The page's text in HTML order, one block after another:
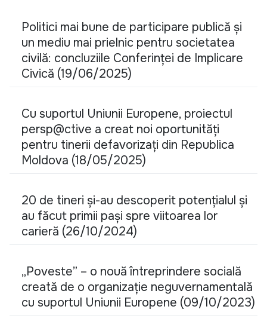
Politici mai bune de participare publică și
un mediu mai prielnic pentru societatea
civilă: concluziile Conferinței de Implicare
Civică (19/06/2025)
Cu suportul Uniunii Europene, proiectul
persp@ctive a creat noi oportunități
pentru tinerii defavorizați din Republica
Moldova (18/05/2025)
20 de tineri și-au descoperit potențialul și
au făcut primii pași spre viitoarea lor
carieră (26/10/2024)
„Poveste” – o nouă întreprindere socială
creată de o organizație neguvernamentală
cu suportul Uniunii Europene (09/10/2023)